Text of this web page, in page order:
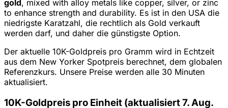
gold, mixed with alloy metals like copper, silver, or zinc
to enhance strength and durability. Es ist in den USA die
niedrigste Karatzahl, die rechtlich als Gold verkauft
werden darf, und daher die günstigste Option.
Der aktuelle 10K-Goldpreis pro Gramm wird in Echtzeit
aus dem New Yorker Spotpreis berechnet, dem globalen
Referenzkurs. Unsere Preise werden alle 30 Minuten
aktualisiert.
10K-Goldpreis pro Einheit (aktualisiert 7. Aug.